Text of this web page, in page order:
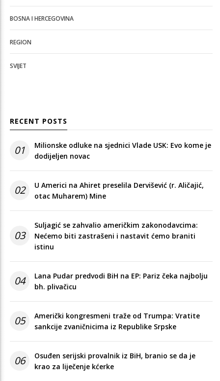
BOSNA I HERCEGOVINA
REGION
SVIJET
RECENT POSTS
01
Milionske odluke na sjednici Vlade USK: Evo kome je
dodijeljen novac
02
U Americi na Ahiret preselila Dervišević (r. Aličajić,
otac Muharem) Mine
03
Suljagić se zahvalio američkim zakonodavcima:
Nećemo biti zastrašeni i nastavit ćemo braniti
istinu
04
Lana Pudar predvodi BiH na EP: Pariz čeka najbolju
bh. plivačicu
05
Američki kongresmeni traže od Trumpa: Vratite
sankcije zvaničnicima iz Republike Srpske
06
Osuđen serijski provalnik iz BiH, branio se da je
krao za liječenje kćerke